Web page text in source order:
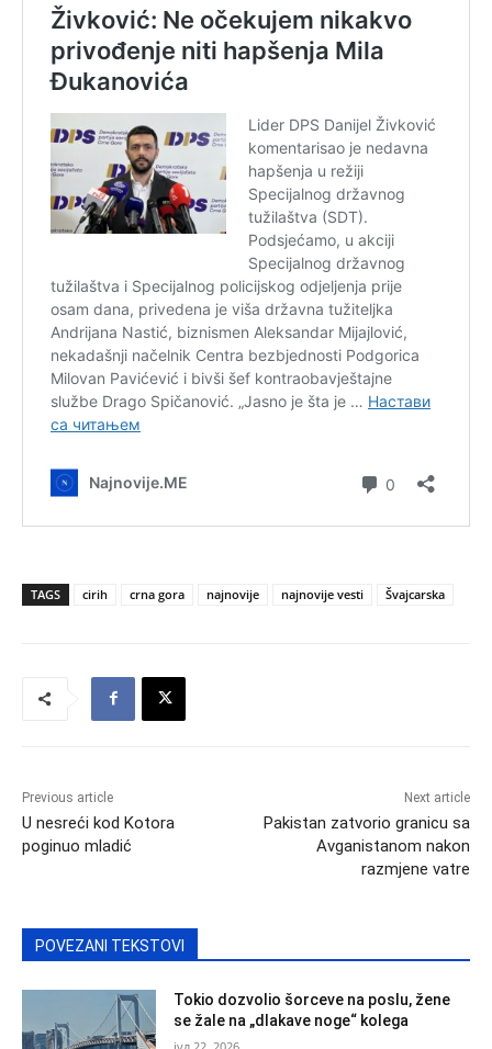
TAGS cirih crna gora najnovije najnovije vesti Švajcarska
Previous article
U nesreći kod Kotora
poginuo mladić
Next article
Pakistan zatvorio granicu sa
Avganistanom nakon
razmjene vatre
POVEZANI TEKSTOVI
Tokio dozvolio šorceve na poslu, žene
se žale na „dlakave noge“ kolega